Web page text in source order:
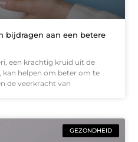
bijdragen aan een betere
een krachtig kruid uit de
kan helpen om beter om te
de veerkracht van
GEZONDHEID